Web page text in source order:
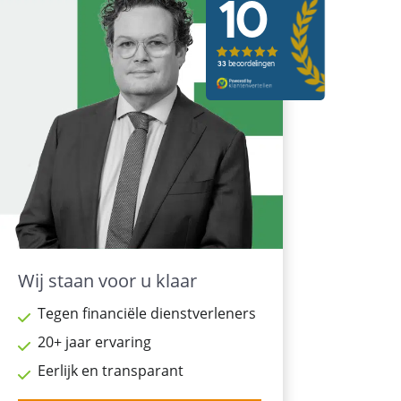
Wij staan voor u klaar
Tegen financiële dienstverleners
20+ jaar ervaring
Eerlijk en transparant